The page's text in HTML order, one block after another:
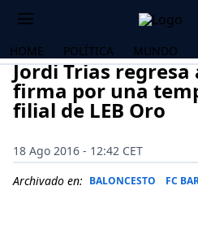
HOME POLÍTICA MUNDO
Jordi Trias
firma por una
filial de LEB Oro
18 Ago 2016 - 12:42 CET
Archivado en: BALONCESTO FC